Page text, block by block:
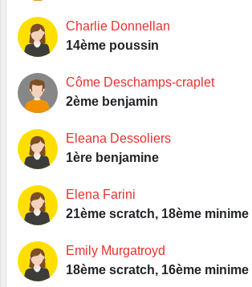
Charlie Donnellan
14ème poussin
Côme Deschamps-craplet
2ème benjamin
Eleana Dessoliers
1ère benjamine
Elena Farini
21ème scratch, 18ème minime
Emily Murgatroyd
18ème scratch, 16ème minime